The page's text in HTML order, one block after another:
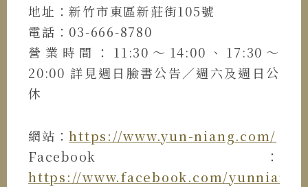
地址：新竹市東區新莊街105號
電話：03-666-8780
營業時間：11:30～14:00、17:30～
20:00 詳見週日臉書公告／週六及週日公
休
網站：https://www.yun-niang.com/
Facebook：
https://www.facebook.com/